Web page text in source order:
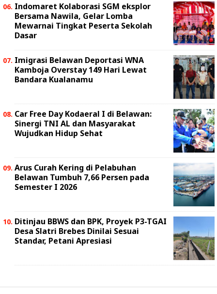
Indomaret Kolaborasi SGM eksplor
Bersama Nawila, Gelar Lomba
Mewarnai Tingkat Peserta Sekolah
Dasar
Imigrasi Belawan Deportasi WNA
Kamboja Overstay 149 Hari Lewat
Bandara Kualanamu
Car Free Day Kodaeral I di Belawan:
Sinergi TNI AL dan Masyarakat
Wujudkan Hidup Sehat
Arus Curah Kering di Pelabuhan
Belawan Tumbuh 7,66 Persen pada
Semester I 2026
Ditinjau BBWS dan BPK, Proyek P3-TGAI
Desa Slatri Brebes Dinilai Sesuai
Standar, Petani Apresiasi